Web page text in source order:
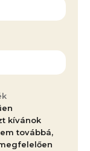
kívánok
továbbá,